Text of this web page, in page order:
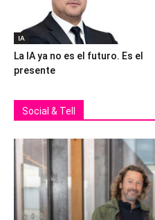
IA
La IA ya no es el futuro. Es el
presente
Social & Tell